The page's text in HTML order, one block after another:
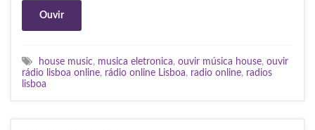
Ouvir
house music, musica eletronica, ouvir música house, ouvir
rádio lisboa online, rádio online Lisboa, radio online, radios
lisboa